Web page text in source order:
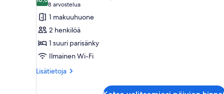
Huone
(King)
kuvat
10,0 kautta 10
8 arvostelua
(8
arvostelua)
1 makuuhuone
2 henkilöä
1 suuri parisänky
Ilmainen Wi-Fi
Lisätietoja
Lisätietoja